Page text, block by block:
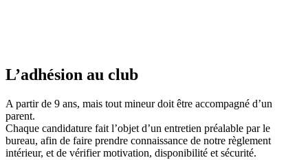
L’adhésion au club
A partir de 9 ans, mais tout mineur doit être accompagné d’un
parent.
Chaque candidature fait l’objet d’un entretien préalable par le
bureau, afin de faire prendre connaissance de notre règlement
intérieur, et de vérifier motivation, disponibilité et sécurité.